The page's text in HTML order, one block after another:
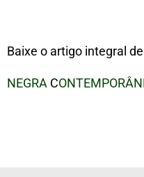
Baixe o artigo integral
NEGRA C